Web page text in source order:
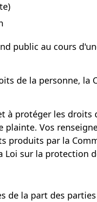
public au cours
de la personne, la
protéger les droits
Vos
par la
sur la protection
de la part des